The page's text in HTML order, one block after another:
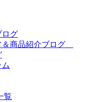
グ
商品紹介ブログ
覧